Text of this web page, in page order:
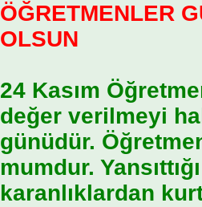
ÖĞRETMENLER
OLSUN
24 Kasım
değer verilmeyi
günüdür.
mumdur.
karanlıklardan